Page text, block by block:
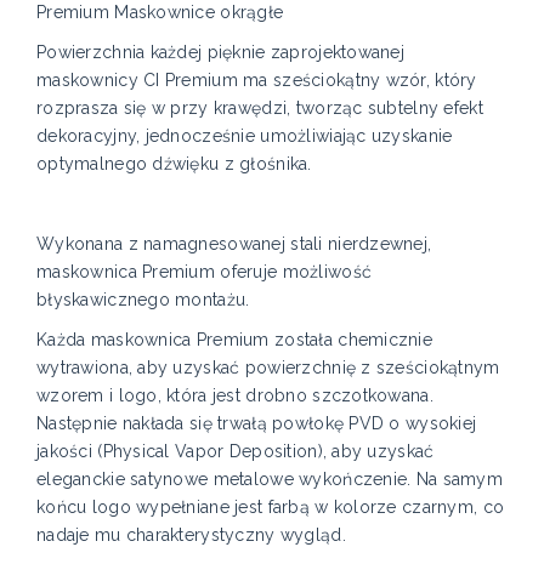
Premium Maskownice okrągłe
Powierzchnia każdej pięknie zaprojektowanej
maskownicy CI Premium ma sześciokątny wzór, który
rozprasza się w przy krawędzi, tworząc subtelny efekt
dekoracyjny, jednocześnie umożliwiając uzyskanie
optymalnego dźwięku z głośnika.
Wykonana z namagnesowanej stali nierdzewnej,
maskownica Premium oferuje możliwość
błyskawicznego montażu.
Każda maskownica Premium została chemicznie
wytrawiona, aby uzyskać powierzchnię z sześciokątnym
wzorem i logo, która jest drobno szczotkowana.
Następnie nakłada się trwałą powłokę PVD o wysokiej
jakości (Physical Vapor Deposition), aby uzyskać
eleganckie satynowe metalowe wykończenie. Na samym
końcu logo wypełniane jest farbą w kolorze czarnym, co
nadaje mu charakterystyczny wygląd.